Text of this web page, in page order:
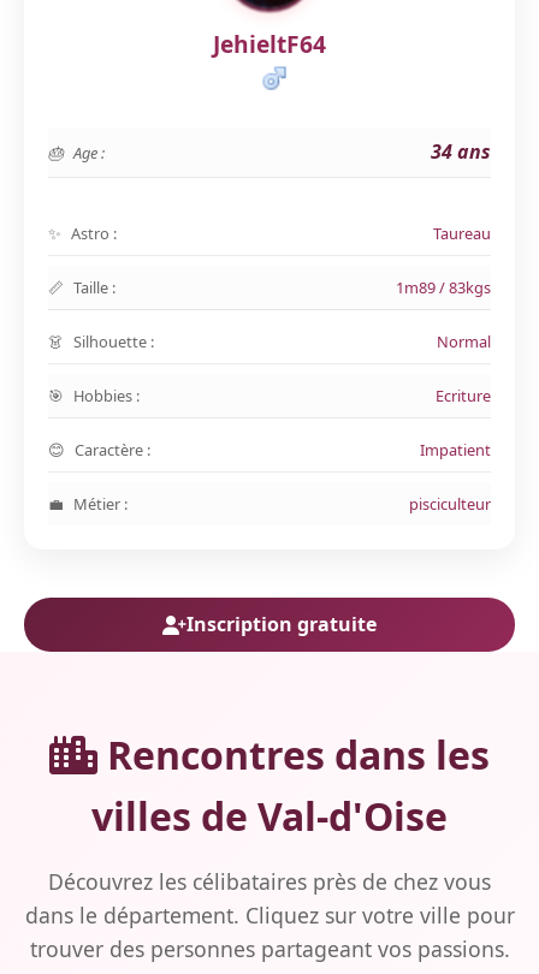
JehieltF64
Age : 34 ans
Astro : Taureau
Taille : 1m89 / 83kgs
Silhouette : Normal
Hobbies : Ecriture
Caractère : Impatient
Métier : pisciculteur
Inscription gratuite
Rencontres dans les
villes de Val-d'Oise
Découvrez les célibataires près de chez vous
dans le département. Cliquez sur votre ville pour
trouver des personnes partageant vos passions.